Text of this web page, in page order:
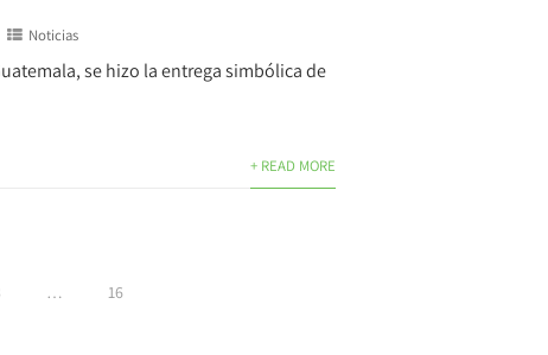
Noticias
se hizo la entrega simbólica de
+ READ MORE
… 16